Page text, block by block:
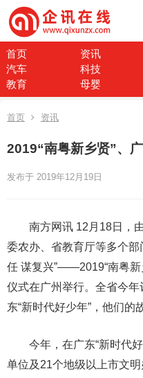
首页 资讯
汽车
科技
教育
母婴
首页 资讯
2019“南粤新乡贤”、
发布于 2019年12月19日
南方网讯 12月18日，由
委农办、省教育厅等多个部
任 谋复兴”——2019“南粤新
仪式在广州举行。全省今年
东“新时代好少年”，他们的
今年，在广东“新时代好
单位及21个地级以上市文